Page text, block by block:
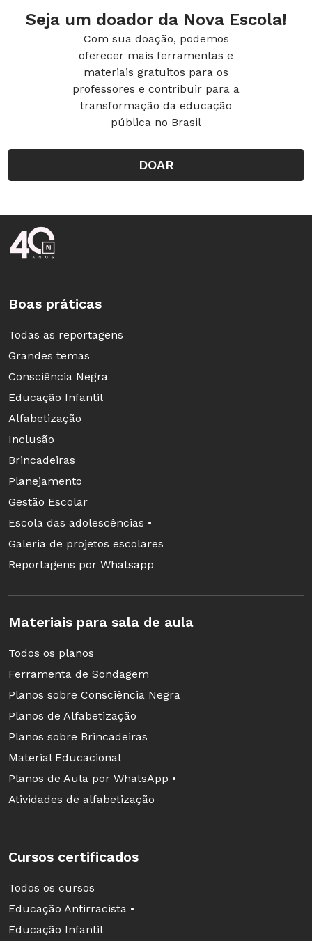
Seja um doador da Nova Escola!
Com sua doação, podemos
oferecer mais ferramentas e
materiais gratuitos para os
professores e contribuir para a
transformação da educação
pública no Brasil
DOAR
Rodapé da Nova Escola
Boas práticas
Todas as reportagens
Grandes temas
Consciência Negra
Educação Infantil
Alfabetização
Inclusão
Brincadeiras
Planejamento
Gestão Escolar
Escola das adolescências •
Galeria de projetos escolares
Reportagens por Whatsapp
Materiais para sala de aula
Todos os planos
Ferramenta de Sondagem
Planos sobre Consciência Negra
Planos de Alfabetização
Planos sobre Brincadeiras
Material Educacional
Planos de Aula por WhatsApp •
Atividades de alfabetização
Cursos certificados
Todos os cursos
Educação Antirracista •
Educação Infantil